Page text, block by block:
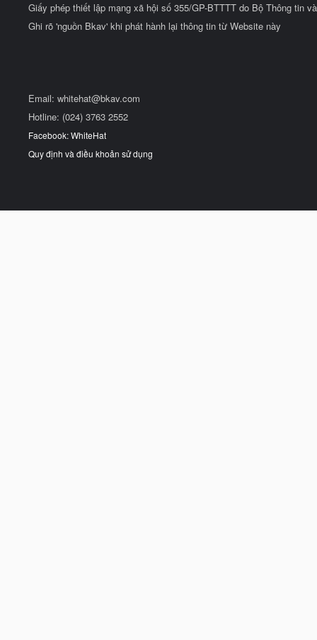
Giấy phép thiết lập mạng xã hội số 355/GP-BTTTT do Bộ Thông tin
Ghi rõ 'nguồn Bkav' khi phát hành lại thông tin từ Website này
Email: whitehat@bkav.com
Hotline: (024) 3763 2552
Facebook: WhiteHat
Quy định và điều khoản sử dụng